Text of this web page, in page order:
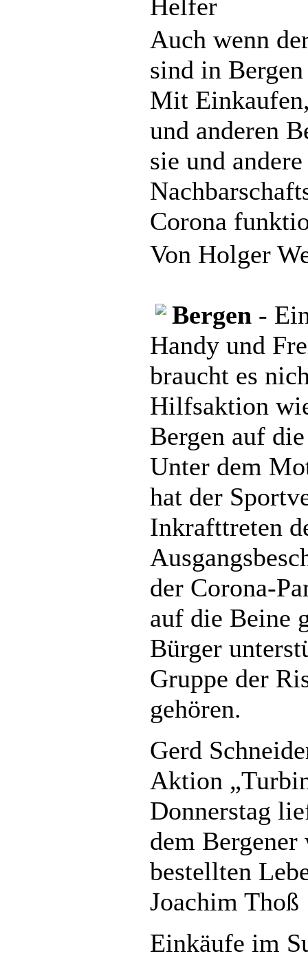
Helfer
Auch wenn
sind in
Mit
und anderen
sie und
Corona
Von Holger
Bergen -
Handy und
braucht es
Hilfsaktion
Bergen auf
Unter dem
hat der
Inkrafttreten
der Corona-
auf die Beine
Bürger
Gruppe der
gehören.
Gerd
Aktion
Donnerstag
dem Bergener
bestellten
Joachim Thoß
Einkäufe im